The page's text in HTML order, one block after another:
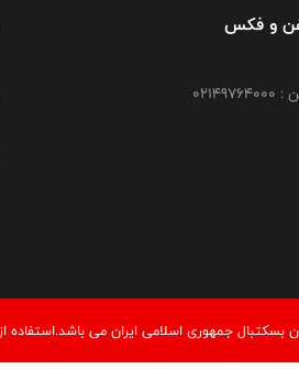
و فکس
جمهوری اسلامی ایران می باشد.استفاده